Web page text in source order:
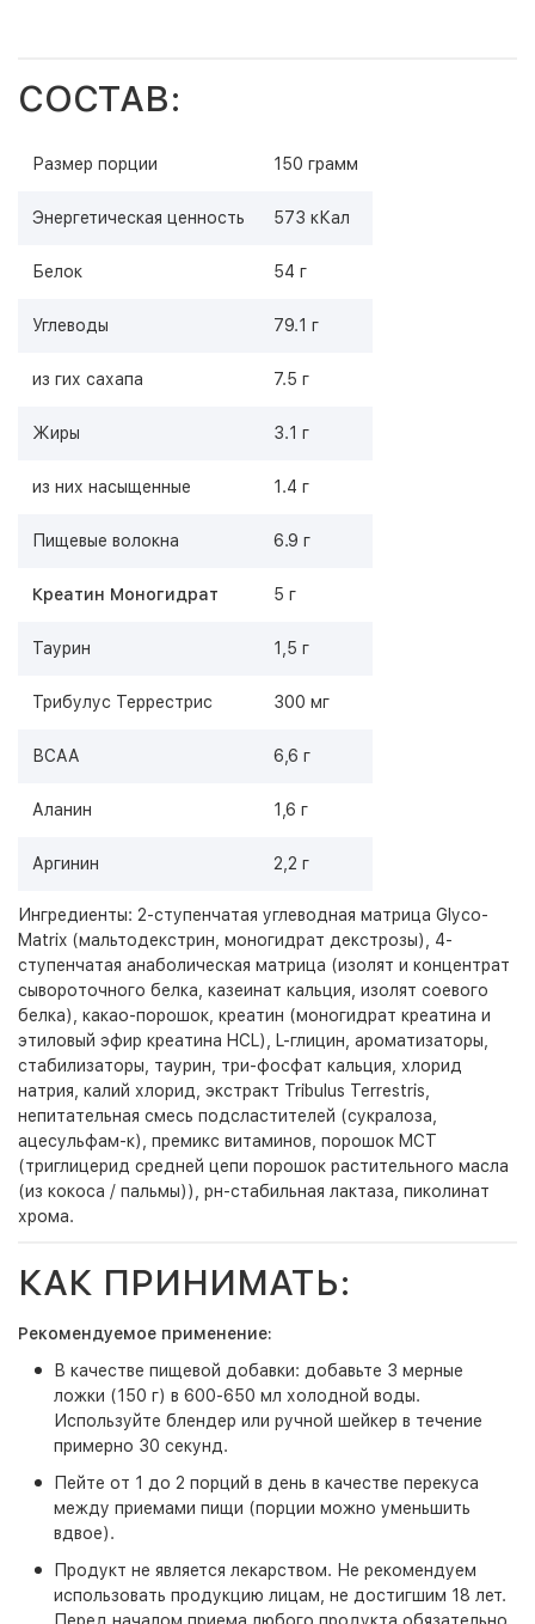
СОСТАВ:
Размер порции 150 грамм
Энергетическая ценность 573 кКал
Белок 54 г
Углеводы 79.1 г
из гих сахапа 7.5 г
Жиры 3.1 г
из них насыщенные 1.4 г
Пищевые волокна 6.9 г
Креатин Моногидрат 5 г
Таурин 1,5 г
Трибулус Террестрис 300 мг
ВСАА 6,6 г
Аланин 1,6 г
Аргинин 2,2 г
Ингредиенты: 2-ступенчатая углеводная матрица Glyco-
Matrix (мальтодекстрин, моногидрат декстрозы), 4-
ступенчатая анаболическая матрица (изолят и концентрат
сывороточного белка, казеинат кальция, изолят соевого
белка), какао-порошок, креатин (моногидрат креатина и
этиловый эфир креатина HCL), L-глицин, ароматизаторы,
стабилизаторы, таурин, три-фосфат кальция, хлорид
натрия, калий хлорид, экстракт Tribulus Terrestris,
непитательная смесь подсластителей (сукралоза,
ацесульфам-к), премикс витаминов, порошок MCT
(триглицерид средней цепи порошок растительного масла
(из кокоса / пальмы)), рн-стабильная лактаза, пиколинат
хрома.
КАК ПРИНИМАТЬ:
Рекомендуемое применение:
В качестве пищевой добавки: добавьте 3 мерные
ложки (150 г) в 600-650 мл холодной воды.
Используйте блендер или ручной шейкер в течение
примерно 30 секунд.
Пейте от 1 до 2 порций в день в качестве перекуса
между приемами пищи (порции можно уменьшить
вдвое).
Продукт не является лекарством. Не рекомендуем
использовать продукцию лицам, не достигшим 18 лет.